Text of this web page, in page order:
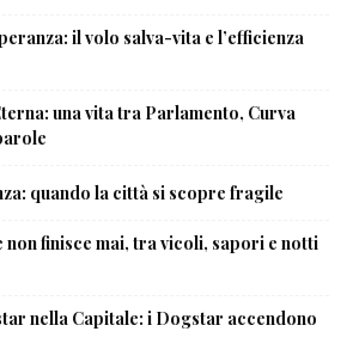
il volo salva-vita e l’efficienza
una vita tra Parlamento, Curva
quando la città si scopre fragile
non finisce mai, tra vicoli, sapori e notti
nella Capitale: i Dogstar accendono